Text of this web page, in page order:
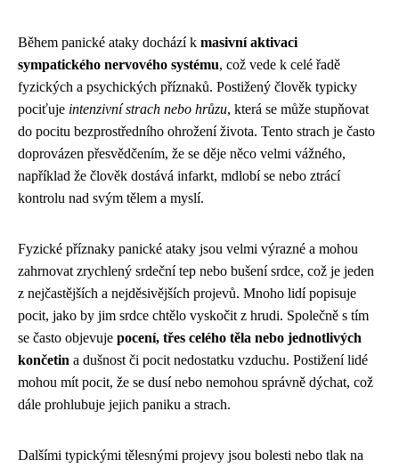
Během panické ataky dochází k masivní aktivaci
sympatického nervového systému, což vede k celé řadě
fyzických a psychických příznaků. Postižený člověk typicky
pociťuje intenzivní strach nebo hrůzu, která se může stupňovat
do pocitu bezprostředního ohrožení života. Tento strach je často
doprovázen přesvědčením, že se děje něco velmi vážného,
například že člověk dostává infarkt, mdlobí se nebo ztrácí
kontrolu nad svým tělem a myslí.
Fyzické příznaky panické ataky jsou velmi výrazné a mohou
zahrnovat zrychlený srdeční tep nebo bušení srdce, což je jeden
z nejčastějších a nejděsivějších projevů. Mnoho lidí popisuje
pocit, jako by jim srdce chtělo vyskočit z hrudi. Společně s tím
se často objevuje pocení, třes celého těla nebo jednotlivých
končetin a dušnost či pocit nedostatku vzduchu. Postižení lidé
mohou mít pocit, že se dusí nebo nemohou správně dýchat, což
dále prohlubuje jejich paniku a strach.
Dalšími typickými tělesnými projevy jsou bolesti nebo tlak na